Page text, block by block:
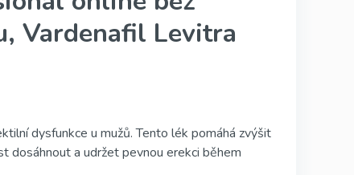
Red Viagra
Vidalista
Silagra
Vardenafil Levitra
dysfunkce u mužů. Tento lék pomáhá zvýšit
dosáhnout a udržet pevnou erekci během